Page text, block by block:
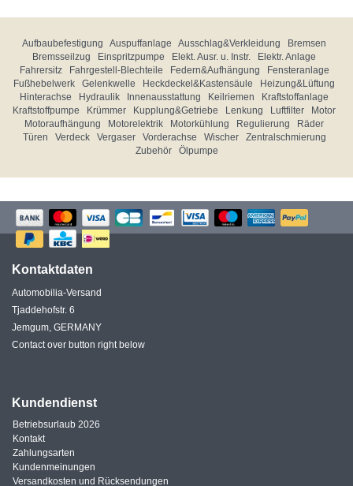
Aufbaubefestigung Auspuffanlage Ausschlag&Verkleidung
Bremsen
Bremsseilzug
Einspritzpumpe Elekt. Ausr. u. Instr.
Elektr. Anlage
Fahrersitz
Fahrgestell-Blechteile Federn&Aufhängung
Fensteranlage
Fußhebelwerk
Gelenkwelle Heckdeckel&Kastensäule
Heizung&Lüftung
Hinterachse
Hydraulik Innenausstattung Keilriemen
Kraftstoffanlage
Kraftstoffpumpe
Krümmer Kupplung&Getriebe Lenkung Luftfilter
Motor
Motoraufhängung
Motorelektrik Motorkühlung Regulierung
Räder
Türen
Verdeck Vergaser Vorderachse Wischer
Zentralschmierung
Zubehör
Ölpumpe
Kontaktdaten
Automobilia-Versand
Tjaddehofstr. 6
Jemgum, GERMANY
Contact over button right below
Kundendienst
Betriebsurlaub 2026
Kontakt
Zahlungsarten
Kundenmeinungen
Versandkosten und Rücksendungen